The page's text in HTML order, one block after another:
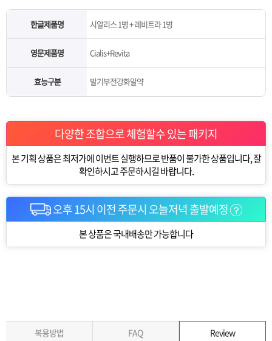
한글제품명 시알리스 1병 + 레비트라 1병
영문제품명 Cialis+Revita
효능구분 발기부전강화알약
다양한 조합으로 체험할수 있는 패키지
본 기획 상품은 최저가에 이번트 실행하므로 반품이 불가한 상품입니다, 잘
확인하시고 주문하시길 바랍니다.
오후 15시 이전 주문시 오늘저녁 출발예정
본 상품은 국내배송만 가능합니다
복용방법 FAQ Review